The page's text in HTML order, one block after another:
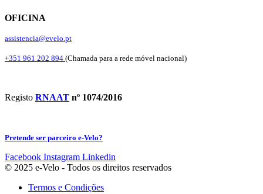
OFICINA
assistencia@evelo.pt
+351 961 202 894 (Chamada para a rede móvel nacional)
Registo RNAAT nº 1074/2016
Pretende ser parceiro e-Velo?
Facebook Instagram Linkedin
© 2025 e-Velo - Todos os direitos reservados
Termos e Condições